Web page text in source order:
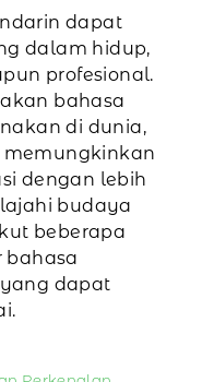
dapat
dalam hidup,
profesional.
bahasa
di dunia,
dengan lebih
budaya
beberapa
bahasa
dapat